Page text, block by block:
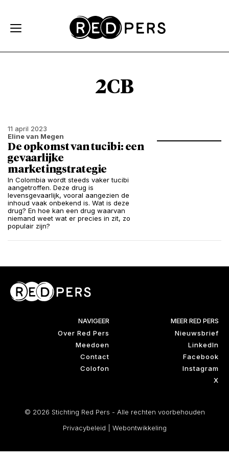
2CB
11 april 2023
Eline van Megen
De opkomst van tucibi: een
gevaarlijke
marketingstrategie
In Colombia wordt steeds vaker tucibi
aangetroffen. Deze drug is
levensgevaarlijk, vooral aangezien de
inhoud vaak onbekend is. Wat is deze
drug? En hoe kan een drug waarvan
niemand weet wat er precies in zit, zo
populair zijn?
NAVIGEER
Over Red Pers
Meedoen
Contact
Colofon
MEER RED PERS
Nieuwsbrief
LinkedIn
Facebook
Instagram
X
© 2026 Stichting Red Pers - Alle rechten voorbehouden
Privacybeleid
Webontwikkeling